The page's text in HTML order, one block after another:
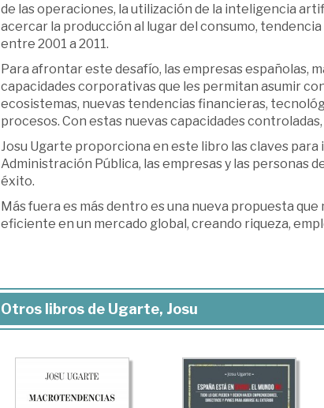
de las operaciones, la utilización de la inteligencia
acercar la producción al lugar del consumo,
entre 2001 a 2011.
Para afrontar este desafío, las empresas españolas,
capacidades corporativas que les permitan asumir
ecosistemas, nuevas tendencias financieras,
procesos. Con estas nuevas capacidades
Josu Ugarte proporciona en este libro las claves
Administración Pública, las empresas y las personas
éxito.
Más fuera es más dentro es una nueva propuesta
eficiente en un mercado global, creando riqueza,
Otros libros de Ugarte, Josu